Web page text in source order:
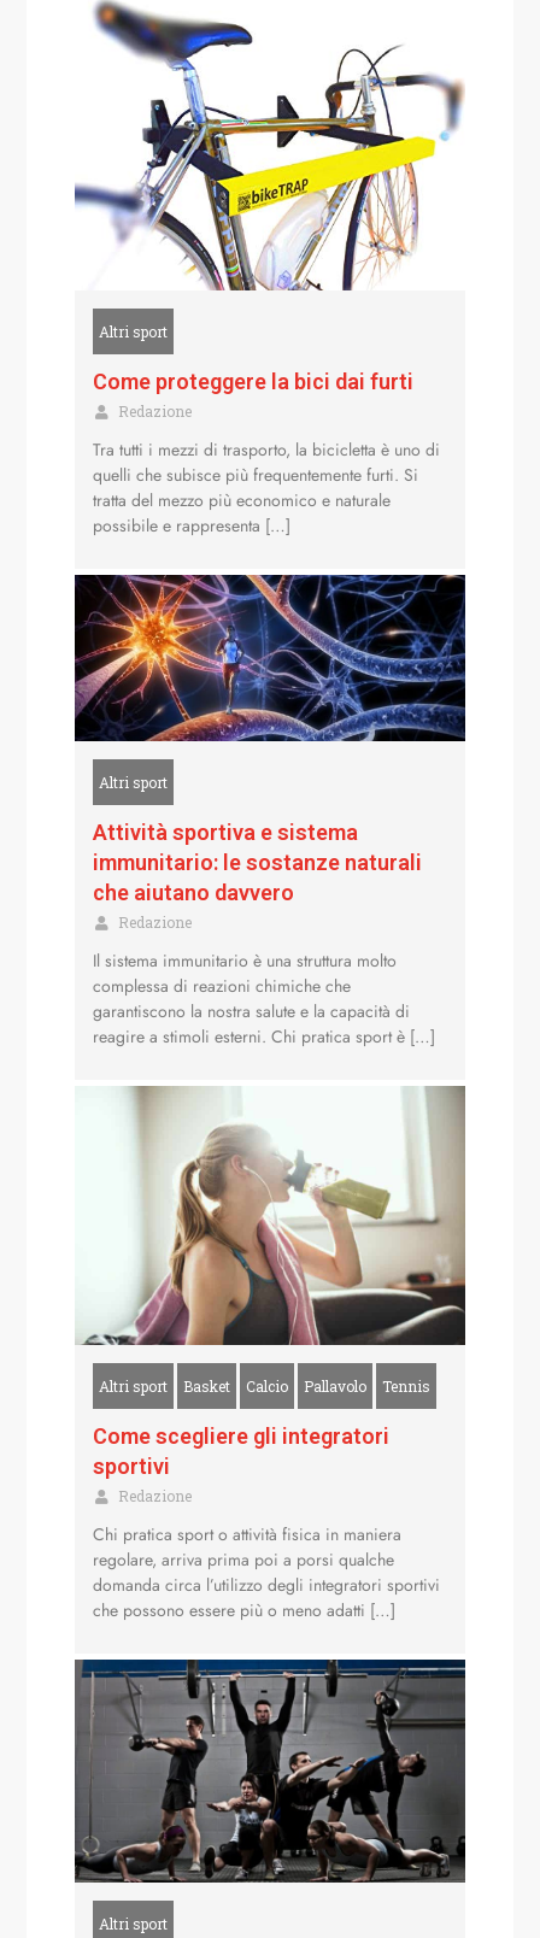
Altri sport
Come proteggere la bici dai furti
Redazione
Tra tutti i mezzi di trasporto, la bicicletta è uno di
quelli che subisce più frequentemente furti. Si
tratta del mezzo più economico e naturale
possibile e rappresenta […]
Altri sport
Attività sportiva e sistema
immunitario: le sostanze naturali
che aiutano davvero
Redazione
Il sistema immunitario è una struttura molto
complessa di reazioni chimiche che
garantiscono la nostra salute e la capacità di
reagire a stimoli esterni. Chi pratica sport è […]
Altri sport Basket Calcio Pallavolo Tennis
Come scegliere gli integratori
sportivi
Redazione
Chi pratica sport o attività fisica in maniera
regolare, arriva prima poi a porsi qualche
domanda circa l’utilizzo degli integratori sportivi
che possono essere più o meno adatti […]
Altri sport